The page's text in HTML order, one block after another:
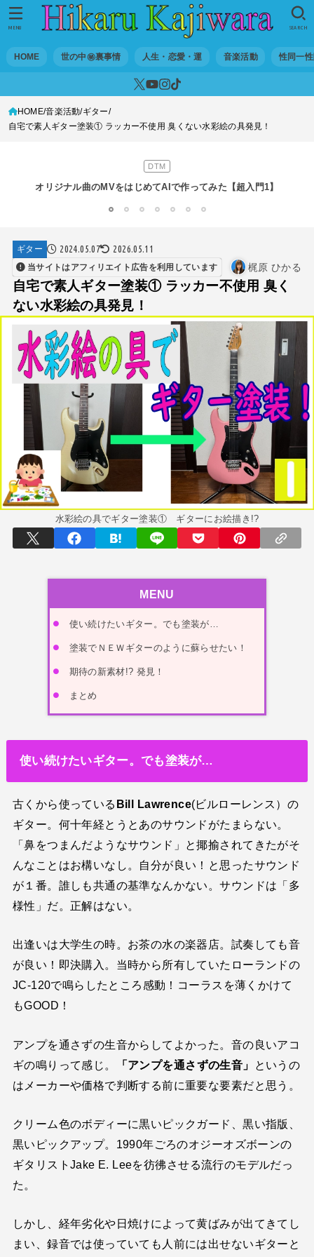
HOME 世の中㊙裏事情 人生・恋愛・運 音楽活動 性同一
SEARCH
MENU
HOME 音楽活動 ギター
自宅で素人ギター塗装① ラッカー不使用 臭くない水彩絵の具発見！
DTM
オリジナル曲のMVをはじめてAIで作ってみた【超入門1】
性同一性障害
性同一性障害
改名マニュアル〜性同一性障害（性別違和）の方対象
音楽活動
京都橘高校吹奏楽部で涙腺崩壊！その後インスピレーション降臨！
世の中・裏事情
オーディション詐欺 素質ある売れるから50万円持って来い!
人生・恋愛・運
隅田川で歌っていたらプロレスラーになった?!
世の中・裏事情
スリを発見！尾行してみた
オリジナル曲のMVをはじめてAIで作ってみた【超入門1】
改名マニュアル〜性同一性障害（性別違和）の方対象
音楽活動
京都橘高校吹奏楽部で涙腺崩壊！その後インスピレーション降臨！
隅田川で歌っていたらプロレスラーになった?!
ギター 2024.05.07 2026.05.11
当サイトはアフィリエイト広告を利用しています 梶原 ひかる
自宅で素人ギター塗装① ラッカー不使用 臭く
ない水彩絵の具発見！
水彩絵の具でギター塗装① ギターにお絵描き!?
MENU
使い続けたいギター。でも塗装が…
塗装でＮＥＷギターのように蘇らせたい！
期待の新素材!? 発見！
まとめ
使い続けたいギター。でも塗装が…
古くから使っている Bill Lawrence(ビルローレンス）の
ギター。何十年経とうとあのサウンドがたまらない。
「鼻をつまんだようなサウンド」と揶揄されてきたがそ
んなことはお構いなし。自分が良い！と思ったサウンド
が１番。誰しも共通の基準なんかない。サウンドは「多
様性」だ。正解はない。
出逢いは大学生の時。お茶の水の楽器店。試奏しても音
が良い！即決購入。当時から所有していたローランドの
JC-120で鳴らしたところ感動！コーラスを薄くかけて
もGOOD！
アンプを通さずの生音からしてよかった。音の良いアコ
ギの鳴りって感じ。
「アンプを通さずの生音」
というの
はメーカーや価格で判断する前に重要な要素だと思う。
クリーム色のボディーに黒いピックガード、黒い指版、
黒いピックアップ。1990年ごろのオジーオズボーンの
ギタリストJake E. Leeを彷彿させる流行のモデルだっ
た。
しかし、経年劣化や日焼けによって黄ばみが出てきてし
まい、録音では使っていても人前には出せないギターと